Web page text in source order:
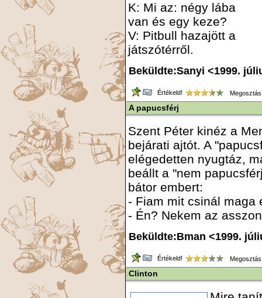
K: Mi az: négy lába
van és egy keze?
V: Pitbull hazajött a
játszótérről.
Beküldte:Sanyi <1999.
Értékeld!
A papucsférj
Szent Péter kinéz a
bejárati ajtót. A
elégedetten nyugtáz,
beállt a "nem
bátor embert:
- Fiam mit csinál maga
- Én? Nekem az
Beküldte:Bman <1999.
Értékeld!
Clinton